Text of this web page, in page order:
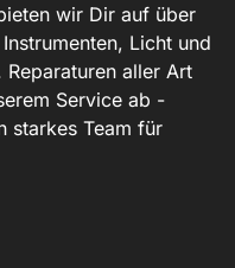
wir Dir auf über
Licht und
Reparaturen aller Art
Service ab -
starkes Team für